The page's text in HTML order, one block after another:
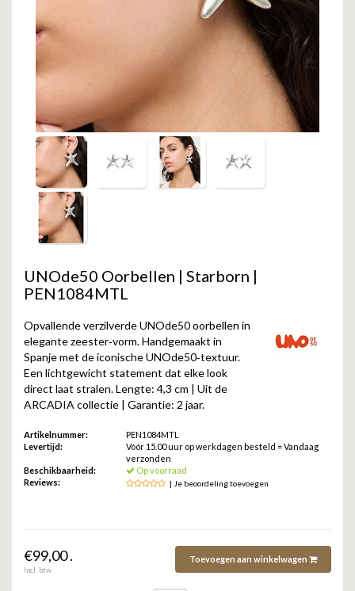
GNOES
REBEL & ROSE
SILK | SALE
JOSH
KARMA
CAMPS & CAMPS
BERNICE
ZAG BIJOUX
LILLY
KAPTEN & SON
HORLOGE
SALE
CADEAU MAN
CADEAUTJES TOT € 50
CADEAUTJES TOT € 100
CADEAUTJES VANAF € 100
BLOG
UNOde50 Oorbellen | Starborn |
PEN1084MTL
Opvallende verzilverde UNOde50 oorbellen in
elegante zeester‑vorm. Handgemaakt in
Spanje met de iconische UNOde50‑textuur.
Een lichtgewicht statement dat elke look
direct laat stralen. Lengte: 4,3 cm | Uit de
ARCADIA collectie | Garantie: 2 jaar.
Artikelnummer:
PEN1084MTL
Levertijd:
Vóór 15.00 uur op werkdagen besteld = Vandaag
verzonden
Beschikbaarheid:
Op voorraad
Reviews:
| Je beoordeling toevoegen
€99,00 .
Incl. btw
Toevoegen aan winkelwagen